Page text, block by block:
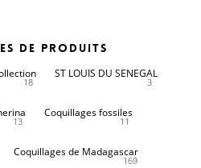
de produits
18
ST LOUIS DU SENEGAL
3
13
Coquillages fossiles
11
Coquillages de Madagascar
169